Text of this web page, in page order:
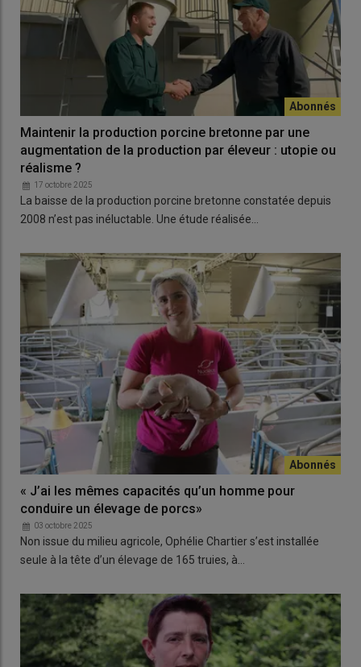
Maintenir la production porcine bretonne par une
augmentation de la production par éleveur : utopie ou
réalisme ?
17 octobre 2025
La baisse de la production porcine bretonne constatée depuis
2008 n’est pas inéluctable. Une étude réalisée…
« J’ai les mêmes capacités qu’un homme pour
conduire un élevage de porcs»
03 octobre 2025
Non issue du milieu agricole, Ophélie Chartier s’est installée
seule à la tête d’un élevage de 165 truies, à…